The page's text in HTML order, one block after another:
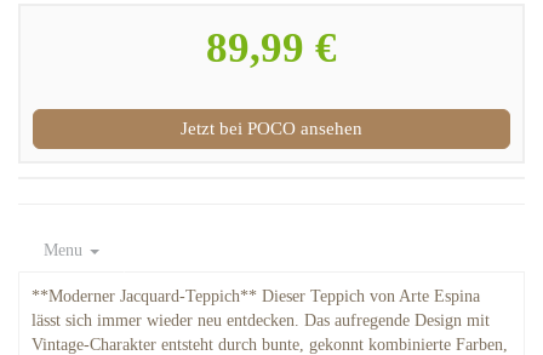
89,99 €
Jetzt bei POCO ansehen
Menu
**Moderner Jacquard-Teppich** Dieser Teppich von Arte Espina
lässt sich immer wieder neu entdecken. Das aufregende Design mit
Vintage-Charakter entsteht durch bunte, gekonnt kombinierte Farben,